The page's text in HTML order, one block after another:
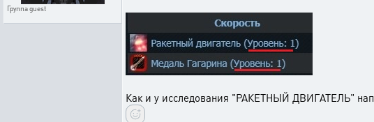
Группаguest
Как и у исследования "РАКЕТНЫЙ ДВИГАТЕЛЬ"